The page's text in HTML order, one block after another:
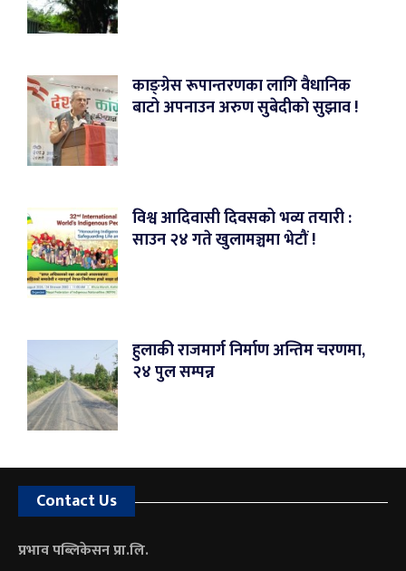
काङ्ग्रेस रूपान्तरणका लागि वैधानिक
बाटो अपनाउन अरुण सुबेदीको सुझाव !
विश्व आदिवासी दिवसको भव्य तयारी :
साउन २४ गते खुलामञ्चमा भेटौं !
हुलाकी राजमार्ग निर्माण अन्तिम चरणमा,
२४ पुल सम्पन्न
Contact Us
प्रभाव पब्लिकेसन प्रा.लि.